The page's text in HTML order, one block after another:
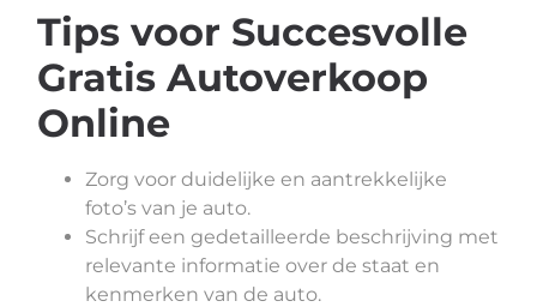
Tips voor Succesvolle
Gratis Autoverkoop
Online
Zorg voor duidelijke en aantrekkelijke
foto’s van je auto.
Schrijf een gedetailleerde beschrijving met
relevante informatie over de staat en
kenmerken van de auto.